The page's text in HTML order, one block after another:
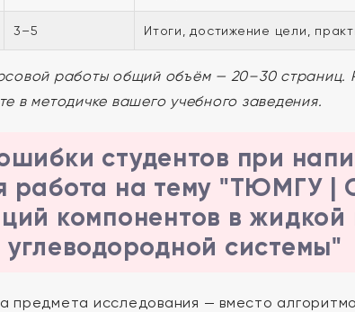
3–5 Итоги, достижение цели,
работы общий объём — 20–30 страниц.
в методичке вашего учебного заведения.
студентов при
работа на тему "ТЮМГУ |
компонентов в жидкой
углеводородной системы"
предмета исследования — вместо